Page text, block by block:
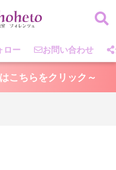
ロー お問い合わせ
こちらをクリック～